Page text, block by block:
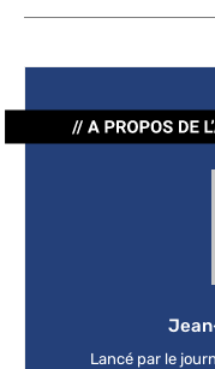
Lancé par le